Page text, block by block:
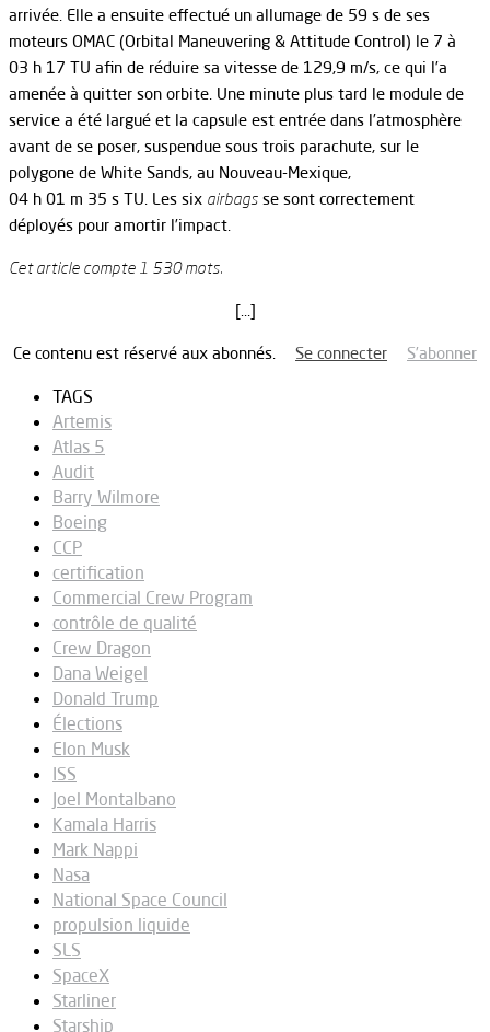
arrivée. Elle a ensuite effectué un allumage de 59 s de ses
moteurs OMAC (Orbital Maneuvering & Attitude Control) le 7 à
03 h 17 TU afin de réduire sa vitesse de 129,9 m/s, ce qui l’a
amenée à quitter son orbite. Une minute plus tard le module de
service a été largué et la capsule est entrée dans l’atmosphère
avant de se poser, suspendue sous trois parachute, sur le
polygone de White Sands, au Nouveau-Mexique,
04 h 01 m 35 s TU. Les six airbags se sont correctement
déployés pour amortir l’impact.
Cet article compte 1 530 mots.
[…]
Ce contenu est réservé aux abonnés. Se connecter S’abonner
TAGS
Artemis
Atlas 5
Audit
Barry Wilmore
Boeing
CCP
certification
Commercial Crew Program
contrôle de qualité
Crew Dragon
Dana Weigel
Donald Trump
Élections
Elon Musk
ISS
Joel Montalbano
Kamala Harris
Mark Nappi
Nasa
National Space Council
propulsion liquide
SLS
SpaceX
Starliner
Starship